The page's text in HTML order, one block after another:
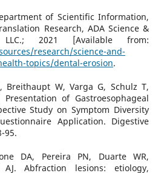
of Scientific Information,
Research, ADA Science &
LLC.; 2021 [Available from:
research/science-and-
topics/dental-erosion.
Breithaupt W, Varga G, Schulz T,
of Gastroesophageal
Study on Symptom Diversity
Application. Digestive
95.
DA, Pereira PN, Duarte WR,
Abfraction lesions: etiology,